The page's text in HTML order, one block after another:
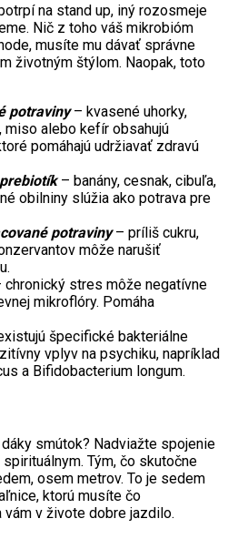
na stand up, iný rozosmeje
Nič z toho váš mikrobióm
musíte mu dávať správne
životným štýlom. Naopak, toto
potraviny– kvasené uhorky,
miso alebo kefír obsahujú
pomáhajú udržiavať zdravú
– banány, cesnak, cibuľa,
obilniny slúžia ako potrava pre
potraviny– príliš cukru,
môže narušiť
stres môže negatívne
mikroflóry. Pomáha
špecifické bakteriálne
vplyv na psychiku, napríklad
a Bifidobacterium longum.
smútok? Nadviažte spojenie
Tým, čo skutočne
osem metrov. To je sedem
ktorú musíte čo
v živote dobre jazdilo.